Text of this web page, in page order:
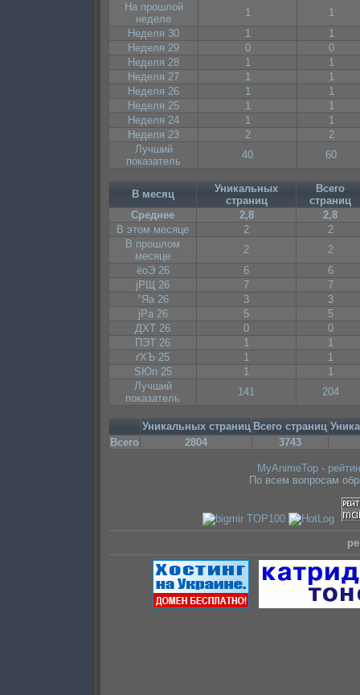
На прошлой
неделе
1
1
Неделя 30
1
1
Неделя 29
0
0
Неделя 28
1
1
Неделя 27
1
1
Неделя 26
1
1
Неделя 25
1
1
Неделя 24
1
1
Неделя 23
2
2
Лучший
показатель
40 60
В месяц
Уникальных
страниц
Всего
страниц
Среднее
2,8
2,8
В этом месяце
2
2
В прошлом
месяце
2
2
ёоЭ 26
6
6
јРЩ 26
7
7
°Яа 26
3
3
јРа 26
5
5
ДХТ 26
0
0
ПЭТ 26
1
1
ґХЪ 25
1
1
ЅЮп 25
1
1
Лучший
показатель
141 204
Уникальных страниц Всего страниц
Всего
2804 3743
MyAnimeTop -
По всем вопросам